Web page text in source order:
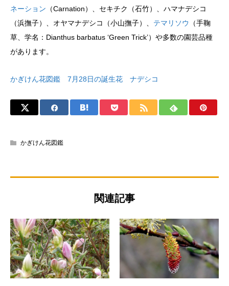
ネーション （Carnation）、セキチク（石竹）、ハマナデシコ
（浜撫子）、オヤマナデシコ（小山撫子）、 テマリソウ
（手鞠
草、学名：Dianthus barbatus ‘Green Trick’）や多数の園芸品種
があります。
かぎけん花図鑑 7月28日の誕生花 ナデシコ
かぎけん花図鑑
関連記事